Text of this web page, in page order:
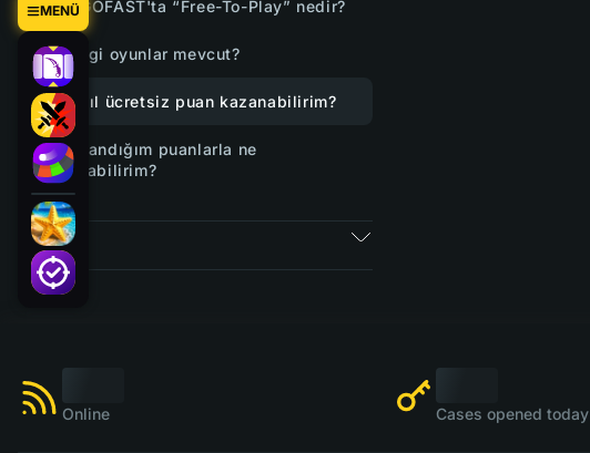
MENÜCSGOFAST'ta “Free-To-Play” nedir?
Hangi oyunlar mevcut?
Nasıl ücretsiz puan kazanabilirim?
Kazandığım puanlarla ne
yapabilirim?
Biletler
Online Cases opened today